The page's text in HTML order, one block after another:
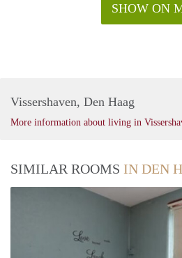
SHOW ON
Vissershaven, Den Haag
More information about living in
SIMILAR ROOMS IN DEN